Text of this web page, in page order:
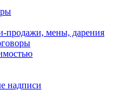
продажи, мены, дарения
надписи